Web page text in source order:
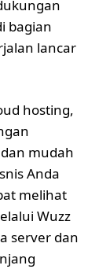
bagian
lancar
hosting,
mudah
Anda
melihat
Wuzz
server dan